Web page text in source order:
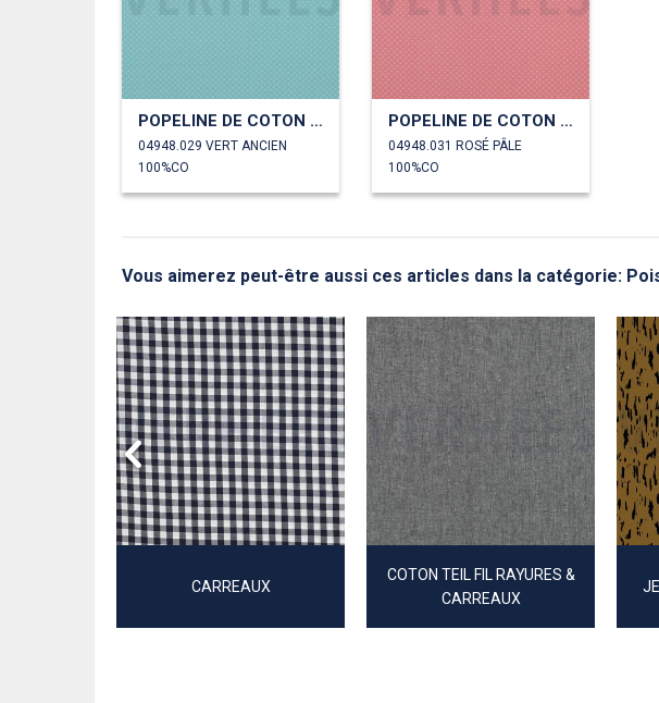
POPELINE DE COTON PETITS POINTS
04948.029 VERT ANCIEN
100%CO
POPELINE DE COTON PETITS POINTS
04948.031 ROSÉ PÂLE
100%CO
Vous aimerez peut-être aussi ces articles dans la catégorie:
CARREAUX
COTON TEIL FIL RAYURES &
CARREAUX